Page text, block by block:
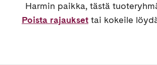
Harmin paikka, tästä
Poista rajaukset tai kokeile